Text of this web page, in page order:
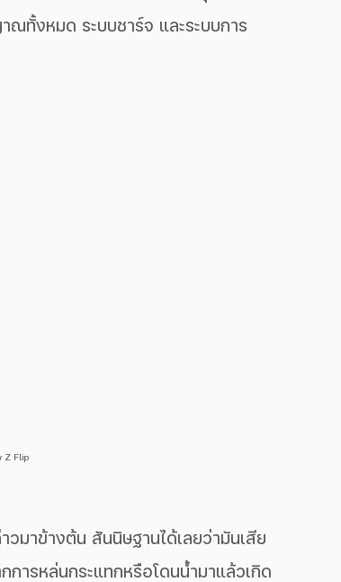
ทั้งหมด ระบบชาร์จ และระบบการ
Z Flip
ารหล่นกระแทกหรือโดนน้ำมาแล้วเกิด